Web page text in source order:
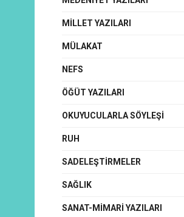
MILLET YAZILARI
MÜLAKAT
NEFS
ÖĞÜT YAZILARI
OKUYUCULARLA SÖYLEŞI
RUH
SADELEŞTIRMELER
SAĞLIK
SANAT-MIMARI YAZILARI